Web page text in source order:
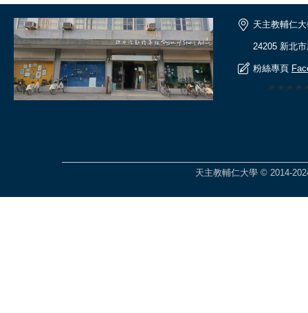
天主教輔仁
24205 新北
粉絲專頁
天主教輔仁大學 © 2014-